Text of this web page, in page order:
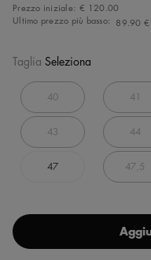
Prezzo iniziale: € 120.00
Ultimo prezzo più basso: 89.90 €
Taglia Seleziona
40 41
43 44
47 47,5